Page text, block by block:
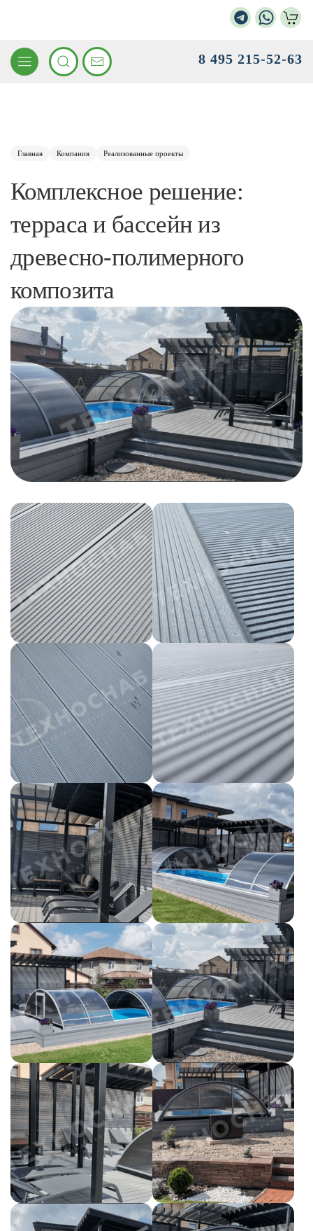
8 495 215-52-63
Главная Компания Реализованные проекты
Комплексное решение:
терраса и бассейн из
древесно-полимерного
композита